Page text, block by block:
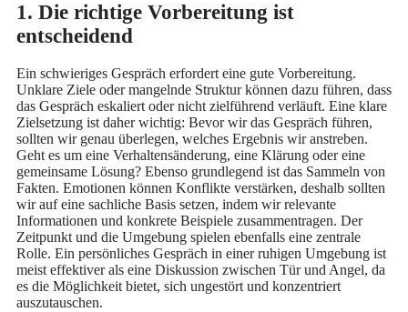
1. Die richtige Vorbereitung ist
entscheidend
Ein schwieriges Gespräch erfordert eine gute Vorbereitung.
Unklare Ziele oder mangelnde Struktur können dazu führen, dass
das Gespräch eskaliert oder nicht zielführend verläuft. Eine klare
Zielsetzung ist daher wichtig: Bevor wir das Gespräch führen,
sollten wir genau überlegen, welches Ergebnis wir anstreben.
Geht es um eine Verhaltensänderung, eine Klärung oder eine
gemeinsame Lösung? Ebenso grundlegend ist das Sammeln von
Fakten. Emotionen können Konflikte verstärken, deshalb sollten
wir auf eine sachliche Basis setzen, indem wir relevante
Informationen und konkrete Beispiele zusammentragen. Der
Zeitpunkt und die Umgebung spielen ebenfalls eine zentrale
Rolle. Ein persönliches Gespräch in einer ruhigen Umgebung ist
meist effektiver als eine Diskussion zwischen Tür und Angel, da
es die Möglichkeit bietet, sich ungestört und konzentriert
auszutauschen.